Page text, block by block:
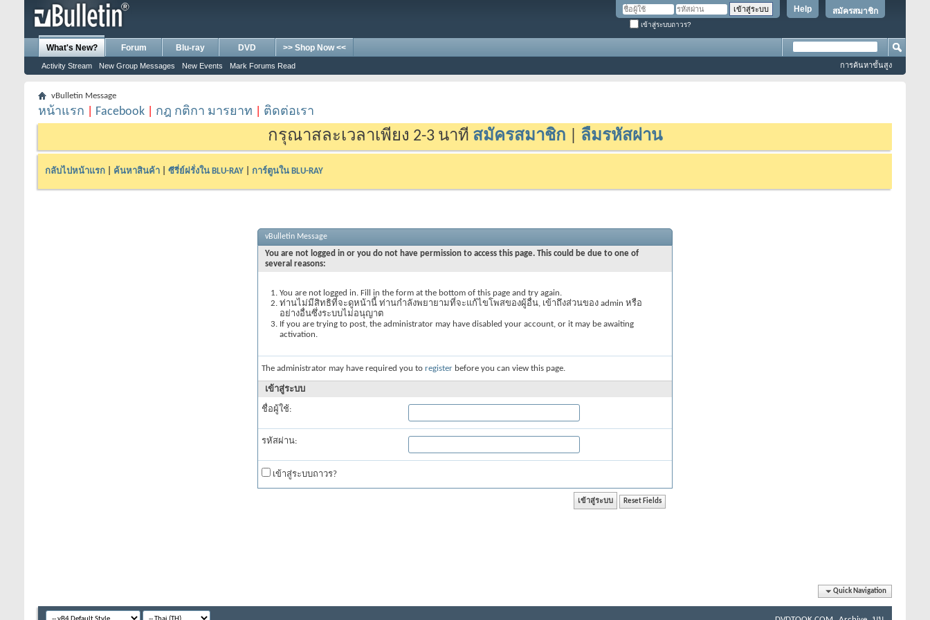
สมัครสมาชิก
Help
เข้าสู่ระบบถาวร?
What's New?
Activity Stream New Group Messages New Events Mark Forums Read
Forum Blu-ray DVD >> Shop Now <<
การค้นหาขั้นสูง
vBulletin Message
หน้าแรก Facebook กฎ กติกา มารยาท ติดต่อเรา
กรุณาสละเวลาเพียง 2-3 นาที สมัครสมาชิก ลืมรหัสผ่าน
กลับไปหน้าแรก ค้นหาสินค้า ซีรี่ย์ฝรั่งใน BLU-RAY การ์ตูนใน BLU-RAY
vBulletin Message
You are not logged in or you do not have permission to access this page. This could be due to one of
several reasons:
You are not logged in. Fill in the form at the bottom of this page and try again.
ท่านไม่มีสิทธิที่จะดูหน้านี้ ท่านกำลังพยายามที่จะแก้ไขโพสของผู้อื่น, เข้าถึงส่วนของ admin หรือ
อย่างอื่นซึ่งระบบไม่อนุญาต
If you are trying to post, the administrator may have disabled your account, or it may be awaiting
activation.
The administrator may have required you to register before you can view this page.
เข้าสู่ระบบ
ชื่อผู้ใช้:
รหัสผ่าน:
เข้าสู่ระบบถาวร?
Quick Navigation